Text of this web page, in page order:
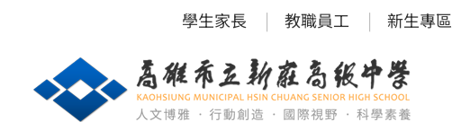
學生家長 教職員工 新生專區